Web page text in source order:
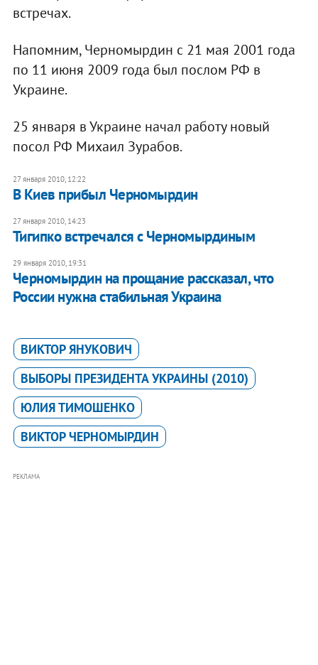
встречах.
Напомним, Черномырдин с 21 мая 2001 года
по 11 июня 2009 года был послом РФ в
Украине.
25 января в Украине начал работу новый
посол РФ Михаил Зурабов.
27 января 2010, 12:22
В Киев прибыл Черномырдин
27 января 2010, 14:23
Тигипко встречался с Черномырдиным
29 января 2010, 19:31
Черномырдин на прощание рассказал, что
России нужна стабильная Украина
ВИКТОР ЯНУКОВИЧ
ВЫБОРЫ ПРЕЗИДЕНТА УКРАИНЫ (2010)
ЮЛИЯ ТИМОШЕНКО
ВИКТОР ЧЕРНОМЫРДИН
РЕКЛАМА